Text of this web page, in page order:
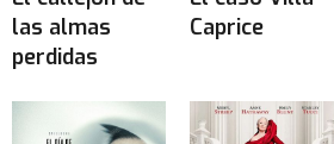
las almas
perdidas
Caprice